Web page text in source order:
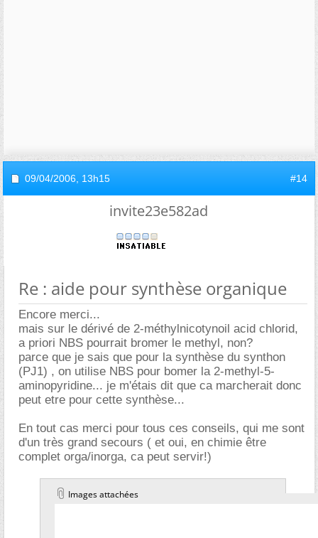
09/04/2006, 13h15 #14
invite23e582ad
Re : aide pour synthèse organique
Encore merci...
mais sur le dérivé de 2-méthylnicotynoil acid chlorid,
a priori NBS pourrait bromer le methyl, non?
parce que je sais que pour la synthèse du synthon
(PJ1) , on utilise NBS pour bomer la 2-methyl-5-
aminopyridine... je m'étais dit que ca marcherait donc
peut etre pour cette synthèse...
En tout cas merci pour tous ces conseils, qui me sont
d'un très grand secours ( et oui, en chimie être
complet orga/inorga, ca peut servir!)
Images attachées